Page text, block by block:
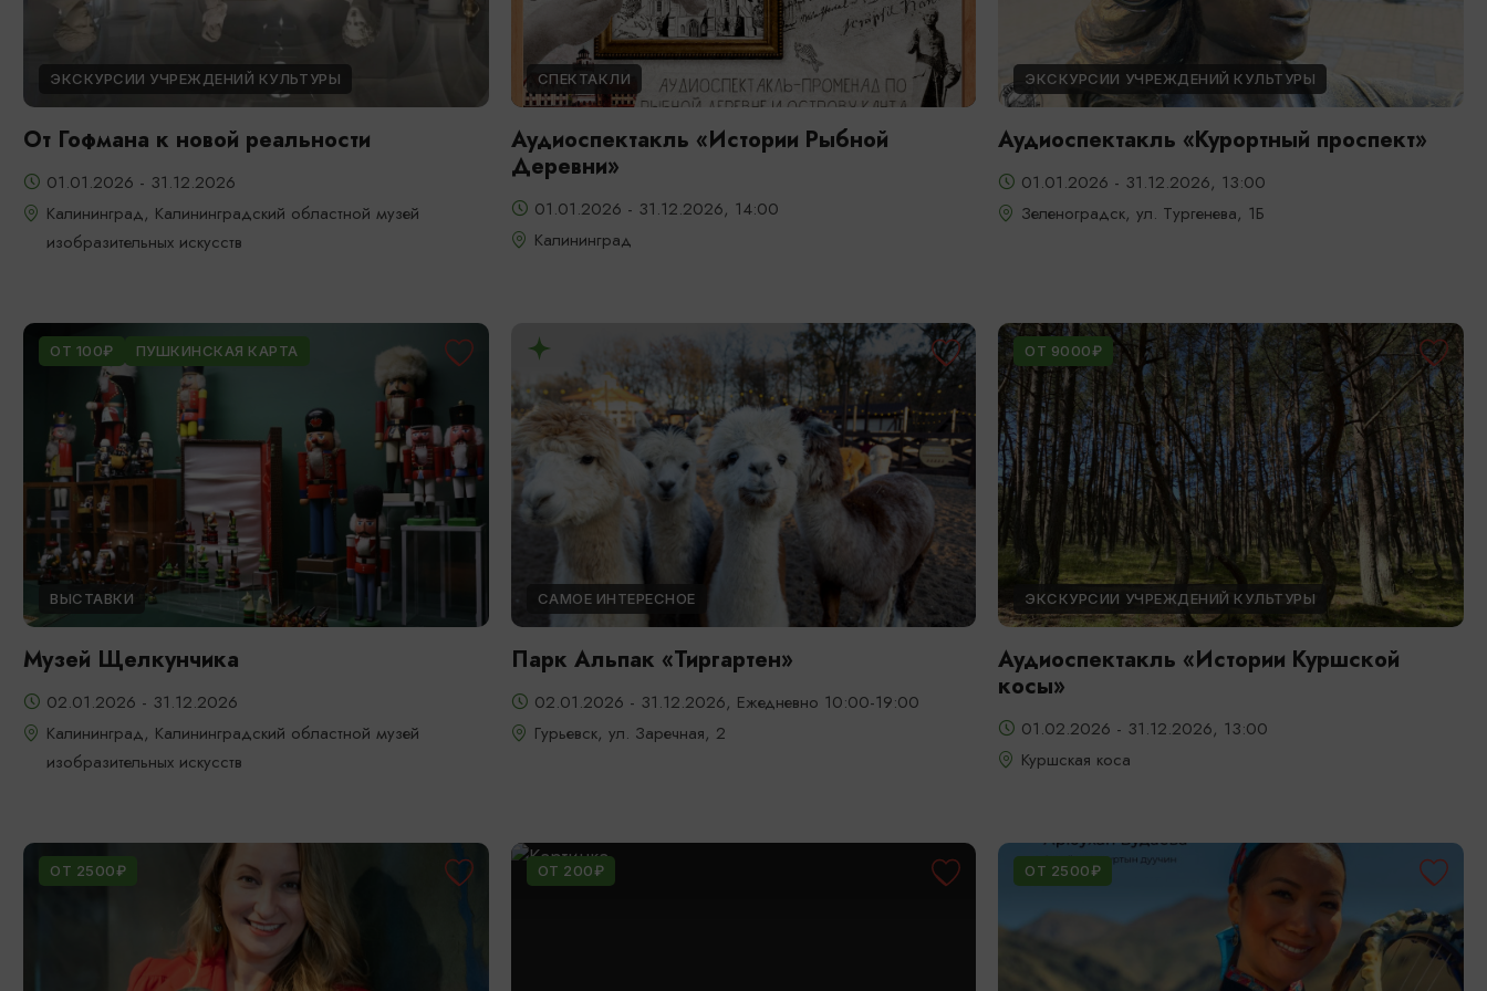
ЭКСКУРСИИ УЧРЕЖДЕНИЙ КУЛЬТУРЫ
От Гофмана к новой реальности
01.01.2026 - 31.12.2026
Калининград, Калининградский областной музей
изобразительных искусств
СПЕКТАКЛИ
Аудиоспектакль «Истории Рыбной
Деревни»
01.01.2026 - 31.12.2026, 14:00
Калининград
ЭКСКУРСИИ УЧРЕЖДЕНИЙ КУЛЬТУРЫ
Аудиоспектакль «Курортный проспект»
01.01.2026 - 31.12.2026, 13:00
Зеленоградск, ул. Тургенева, 1Б
ОТ 100₽ ПУШКИНСКАЯ КАРТА
ВЫСТАВКИ
Музей Щелкунчика
02.01.2026 - 31.12.2026
Калининград, Калининградский областной музей
изобразительных искусств
САМОЕ ИНТЕРЕСНОЕ
Парк Альпак «Тиргартен»
02.01.2026 - 31.12.2026, Ежедневно 10:00-19:00
Гурьевск, ул. Заречная, 2
ОТ 9000₽
ЭКСКУРСИИ УЧРЕЖДЕНИЙ КУЛЬТУРЫ
Аудиоспектакль «Истории Куршской
косы»
01.02.2026 - 31.12.2026, 13:00
Куршская коса
ОТ 2500₽ ОТ 200₽ ОТ 2500₽